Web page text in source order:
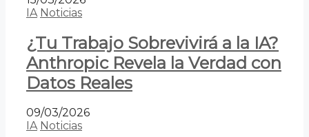
IA Noticias
¿Tu Trabajo Sobrevivirá a la IA?
Anthropic Revela la Verdad con
Datos Reales
09/03/2026
IA Noticias